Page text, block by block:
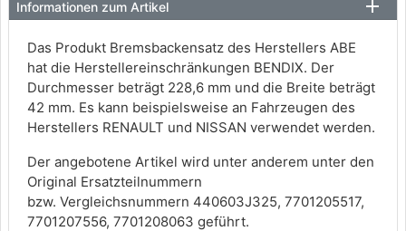
Informationen zum Artikel
Das Produkt Bremsbackensatz des Herstellers ABE
hat die Herstellereinschränkungen BENDIX. Der
Durchmesser beträgt 228,6 mm und die Breite beträgt
42 mm. Es kann beispielsweise an Fahrzeugen des
Herstellers RENAULT und NISSAN verwendet werden.
Der angebotene Artikel wird unter anderem unter den
Original Ersatzteilnummern
bzw. Vergleichsnummern 440603J325, 7701205517,
7701207556, 7701208063 geführt.